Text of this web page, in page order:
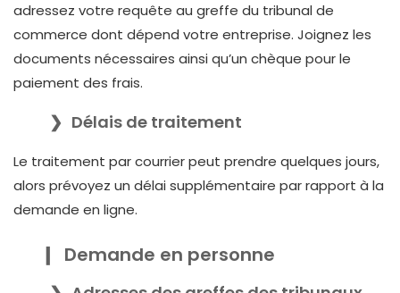
adressez votre requête au greffe du tribunal de
commerce dont dépend votre entreprise. Joignez les
documents nécessaires ainsi qu’un chèque pour le
paiement des frais.
Délais de traitement
Le traitement par courrier peut prendre quelques jours,
alors prévoyez un délai supplémentaire par rapport à la
demande en ligne.
Demande en personne